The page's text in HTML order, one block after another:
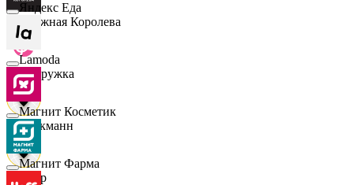
Снежная Королева
Подружка
Стокманн
Cпар
Яндекс Еда
Lamoda
Магнит Косметик
Магнит Фарма